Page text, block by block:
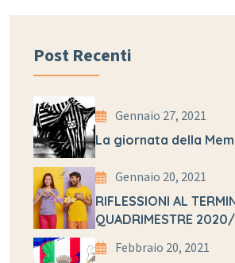
Post Recenti
Gennaio 27, 2021
La giornata della
Gennaio 20, 2021
RIFLESSIONI AL
QUADRIMESTRE 2020/
Febbraio 20, 2021